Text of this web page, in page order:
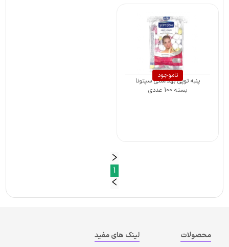
ناموجود
پنبه توپی بهداشتی سپتونا
بسته 100 عددی
1
محصولات لینک های مفید